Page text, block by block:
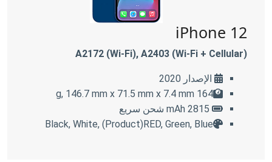
iPhone 12
A2172 (Wi-Fi), A2403 (Wi-Fi + Cellular)
الإصدار 2020
164 g, 146.7 mm x 71.5 mm x 7.4 mm
Black, White, (Product)RED, Green, Blue